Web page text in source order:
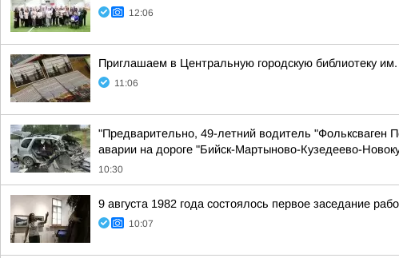
12:06
Приглашаем в Центральную городскую библиотеку
11:06
"Предварительно, 49-летний водитель "Фольксваген
аварии на дороге "Бийск-Мартыново-Кузедеево-
10:30
9 августа 1982 года состоялось первое заседание
10:07